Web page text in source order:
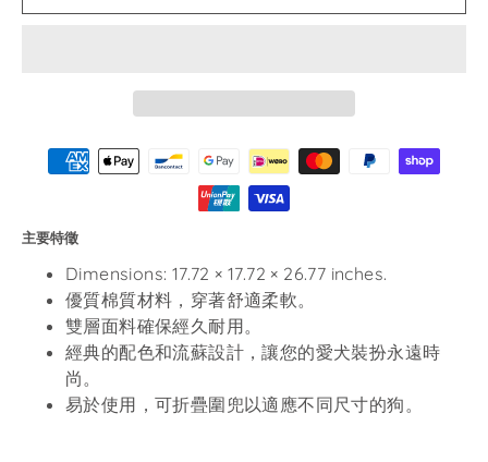
主要特徵
Dimensions: 17.72 × 17.72 × 26.77 inches.
優質棉質材料，穿著舒適柔軟。
雙層面料確保經久耐用。
經典的配色和流蘇設計，讓您的愛犬裝扮永遠時
尚。
易於使用，可折疊圍兜以適應不同尺寸的狗。